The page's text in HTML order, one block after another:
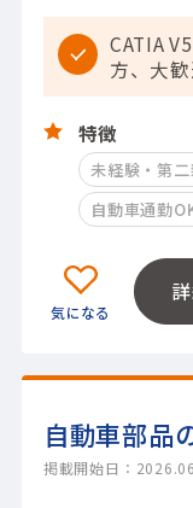
CATIA
方、大歓
特徴
未経験・第
自動車通勤
自動車部品
掲載開始日：